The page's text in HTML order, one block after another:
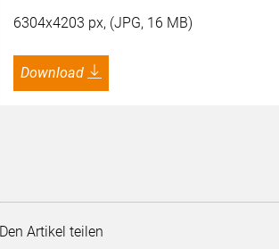
6304x4203 px, (JPG, 16 MB)
Download
Den Artikel teilen